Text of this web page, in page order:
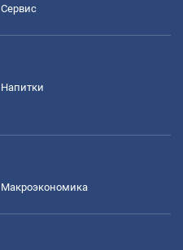
Сервис
Напитки
Mакроэкономика